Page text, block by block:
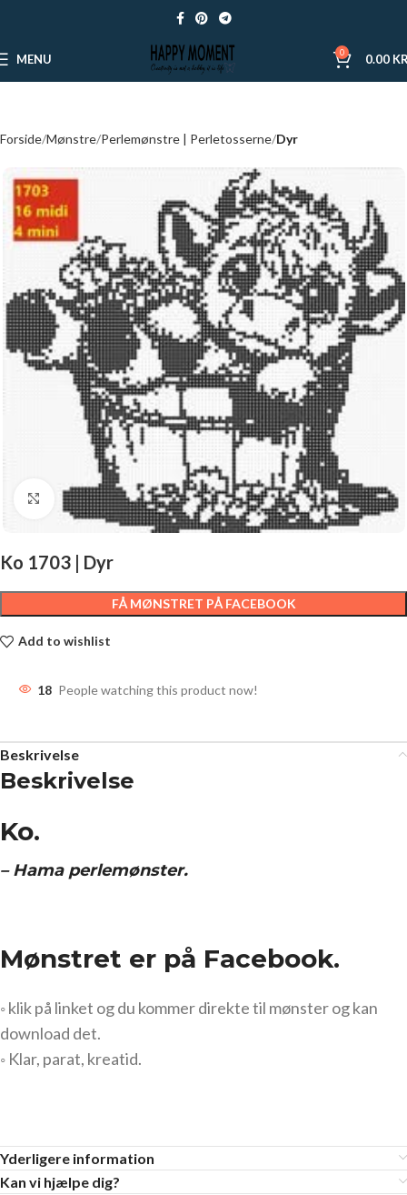
MENU 0 0.00
Forside Mønstre Perlemønstre | Perletosserne Dyr
Click to enlarge
Ko 1703 | Dyr
FÅ MØNSTRET PÅ FACEBOOK
Add to wishlist
18 People watching this product now!
Beskrivelse
Beskrivelse
Ko.
– Hama perlemønster.
Mønstret er på Facebook.
◦ klik på linket og du kommer direkte til mønster og kan
download det.
◦ Klar, parat, kreatid.
Yderligere information
Kan vi hjælpe dig?